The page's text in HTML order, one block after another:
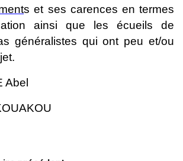
s et ses carences en termes
ainsi que les écueils de
généralistes qui ont peu et/ou
Abel